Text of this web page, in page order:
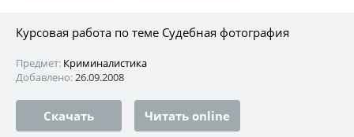
Курсовая работа по теме Судебная фотография
Предмет: Криминалистика
Добавлено:26.09.2008
Скачать Читать online